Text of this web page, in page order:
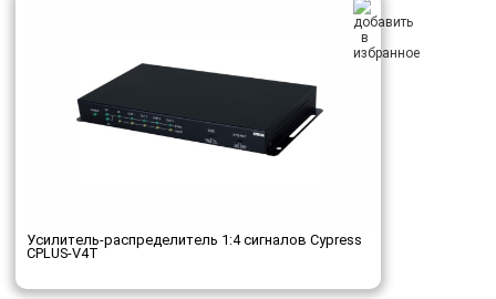
Усилитель-распределитель 1:4 сигналов Cypress
CPLUS-V4T